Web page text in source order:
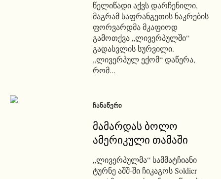
წელიწადი აქვს დარჩენილი,
მაგრამ საფრანგეთის ნაკრების
ფორვარდმა მკაფიოდ
გამოთქვა „ლივერპულში“
გადასვლის სურვილი.
„ლივერპულ ექომ“ დაწერა,
რომ...
ᲩᲐᲜᲐᲬᲔᲠᲘ
მამარდას ბოლო
ამერიკული თამაში
„ლივერპულმა“ სამმატჩიანი
ტურნე აშშ-ში ჩიკაგოს Soldier